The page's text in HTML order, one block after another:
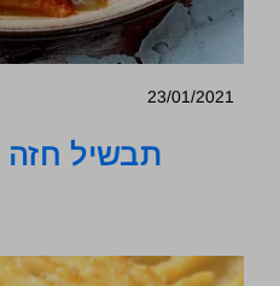
23/01/2021
תבשיל חזה